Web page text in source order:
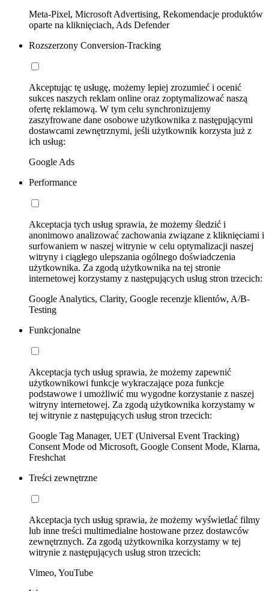
Meta-Pixel, Microsoft Advertising, Rekomendacje produktów
oparte na kliknięciach, Ads Defender
Rozszerzony Conversion-Tracking
Akceptując tę usługę, możemy lepiej zrozumieć i ocenić
sukces naszych reklam online oraz zoptymalizować naszą
ofertę reklamową. W tym celu synchronizujemy
zaszyfrowane dane osobowe użytkownika z następującymi
dostawcami zewnętrznymi, jeśli użytkownik korzysta już z
ich usług:
Google Ads
Performance
Akceptacja tych usług sprawia, że możemy śledzić i
anonimowo analizować zachowania związane z kliknięciami i
surfowaniem w naszej witrynie w celu optymalizacji naszej
witryny i ciągłego ulepszania ogólnego doświadczenia
użytkownika. Za zgodą użytkownika na tej stronie
internetowej korzystamy z następujących usług stron trzecich:
Google Analytics, Clarity, Google recenzje klientów, A/B-
Testing
Funkcjonalne
Akceptacja tych usług sprawia, że możemy zapewnić
użytkownikowi funkcje wykraczające poza funkcje
podstawowe i umożliwić mu wygodne korzystanie z naszej
witryny internetowej. Za zgodą użytkownika korzystamy w
tej witrynie z następujących usług stron trzecich:
Google Tag Manager, UET (Universal Event Tracking)
Consent Mode od Microsoft, Google Consent Mode, Klarna,
Freshchat
Treści zewnętrzne
Akceptacja tych usług sprawia, że możemy wyświetlać filmy
lub inne treści multimedialne hostowane przez dostawców
zewnętrznych. Za zgodą użytkownika korzystamy w tej
witrynie z następujących usług stron trzecich:
Vimeo, YouTube